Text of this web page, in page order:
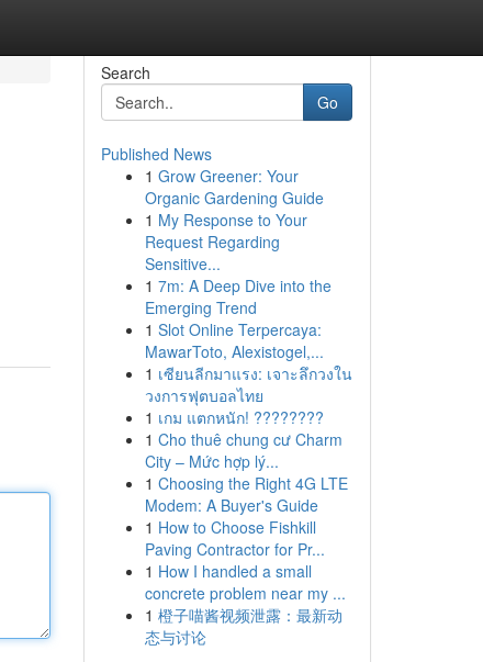
Search
Go
Published News
1 Grow Greener: Your
Organic Gardening Guide
1 My Response to Your
Request Regarding
Sensitive...
1 7m: A Deep Dive into the
Emerging Trend
1 Slot Online Terpercaya:
MawarToto, Alexistogel,...
1 เซียนลีกมาแรง: เจาะลึกวงใน
วงการฟุตบอลไทย
1 เกม แตกหนัก! ????????
1 Cho thuê chung cư Charm
City – Mức hợp lý...
1 Choosing the Right 4G LTE
Modem: A Buyer's Guide
1 How to Choose Fishkill
Paving Contractor for Pr...
1 How I handled a small
concrete problem near my ...
1 橙子喵酱视频泄露：最新动
态与讨论